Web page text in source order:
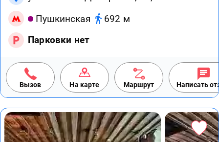
Пушкинская
692 м
Парковки нет
Вызов На карте Маршрут Написать